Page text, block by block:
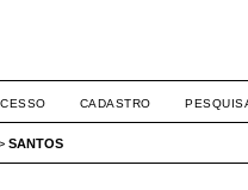
CADASTRO
SANTOS